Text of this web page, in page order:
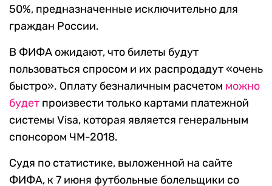
50%, предназначенные исключительно для
граждан России.
В ФИФА ожидают, что билеты будут
пользоваться спросом и их распродадут «очень
быстро». Оплату безналичным расчетом можно
будет произвести только картами платежной
системы Visa, которая является генеральным
спонсором ЧМ-2018.
Судя по статистике, выложенной на сайте
ФИФА, к 7 июня футбольные болельщики со